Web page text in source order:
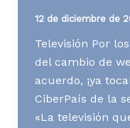
12 de diciembre de
Televisión Por
del cambio de
acuerdo, ¡ya
CiberPaís de la
«La televisión